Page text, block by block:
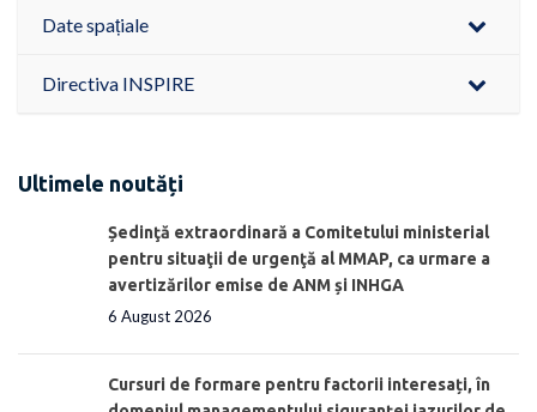
Date spațiale
Directiva INSPIRE
Ultimele noutăți
Ședinţă extraordinară a Comitetului ministerial
pentru situaţii de urgenţă al MMAP, ca urmare a
avertizărilor emise de ANM și INHGA
6 August 2026
Cursuri de formare pentru factorii interesați, în